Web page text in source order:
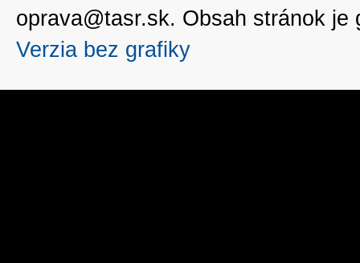
oprava@tasr.sk. Obsah stránok
Verzia bez grafiky